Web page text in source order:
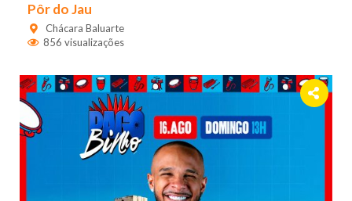
Pôr do Jau
Chácara Baluarte
856 visualizações